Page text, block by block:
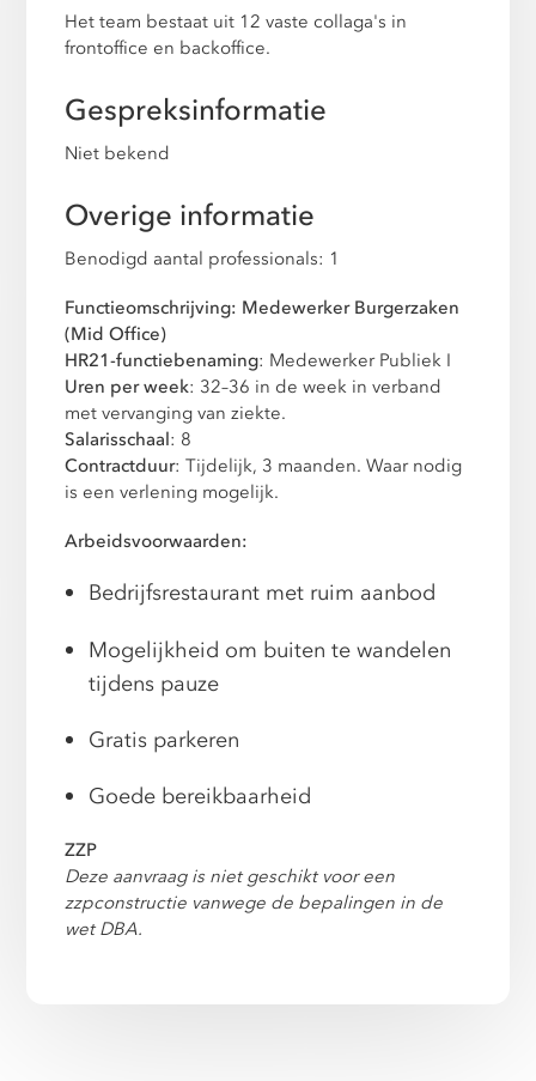
Het team bestaat uit 12 vaste collaga's in
frontoffice en backoffice.
Gespreksinformatie
Niet bekend
Overige informatie
Benodigd aantal professionals: 1
Functieomschrijving: Medewerker Burgerzaken
(Mid Office)
HR21-functiebenaming: Medewerker Publiek I
Uren per week: 32–36 in de week in verband
met vervanging van ziekte.
Salarisschaal: 8
Contractduur: Tijdelijk, 3 maanden. Waar nodig
is een verlening mogelijk.
Arbeidsvoorwaarden:
Bedrijfsrestaurant met ruim aanbod
Mogelijkheid om buiten te wandelen
tijdens pauze
Gratis parkeren
Goede bereikbaarheid
ZZP
Deze aanvraag is niet geschikt voor een
zzpconstructie vanwege de bepalingen in de
wet DBA.